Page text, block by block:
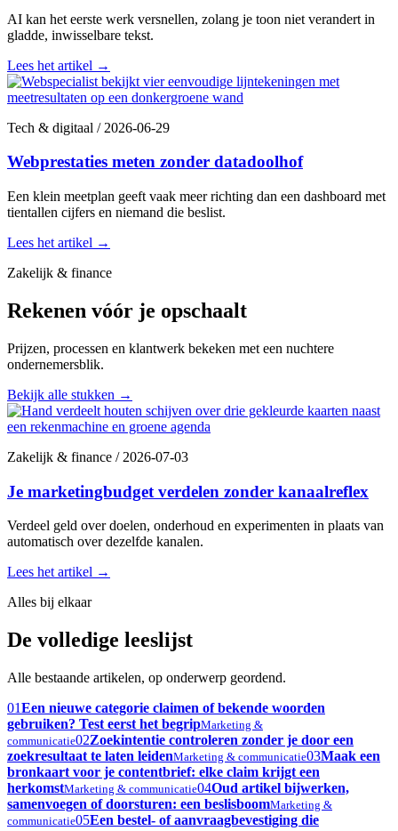
AI kan het eerste werk versnellen, zolang je toon niet verandert in
gladde, inwisselbare tekst.
Lees het artikel →
Tech & digitaal /2026-06-29
Webprestaties meten zonder datadoolhof
Een klein meetplan geeft vaak meer richting dan een dashboard met
tientallen cijfers en niemand die beslist.
Lees het artikel →
Zakelijk & finance
Rekenen vóór je opschaalt
Prijzen, processen en klantwerk bekeken met een nuchtere
ondernemersblik.
Bekijk alle stukken →
Zakelijk & finance /2026-07-03
Je marketingbudget verdelen zonder kanaalreflex
Verdeel geld over doelen, onderhoud en experimenten in plaats van
automatisch over dezelfde kanalen.
Lees het artikel →
Alles bij elkaar
De volledige leeslijst
Alle bestaande artikelen, op onderwerp geordend.
01Een nieuwe categorie claimen of bekende woorden
gebruiken? Test eerst het begripMarketing &
communicatie02Zoekintentie controleren zonder je door een
zoekresultaat te laten leidenMarketing & communicatie03Maak een
bronkaart voor je contentbrief: elke claim krijgt een
herkomstMarketing & communicatie04Oud artikel bijwerken,
samenvoegen of doorsturen: een beslisboomMarketing &
communicatie05Een bestel- of aanvraagbevestiging die